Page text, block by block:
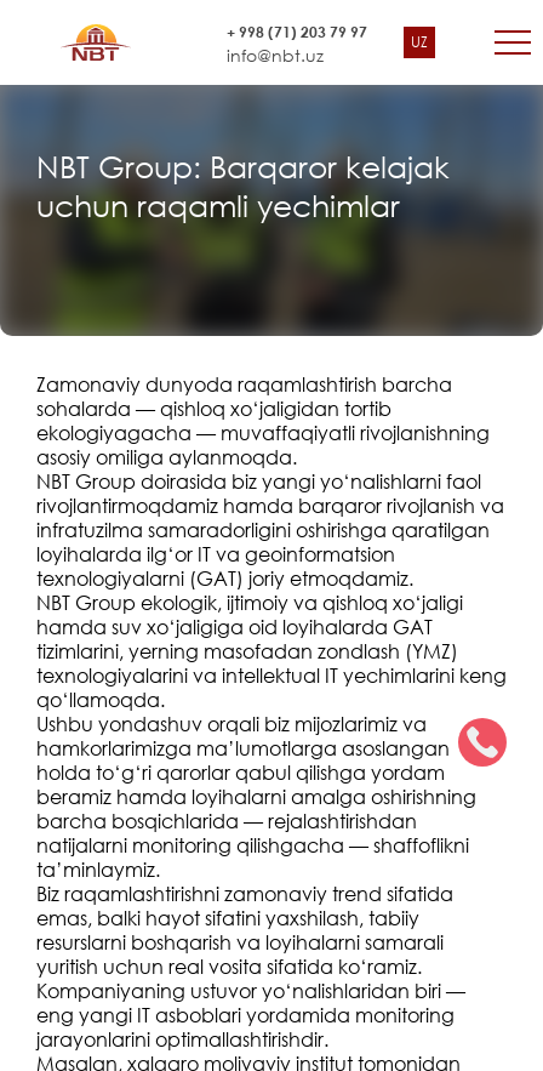
UZ
+ 998 (71) 203 79 97
info@nbt.uz
NBT Group: Barqaror kelajak
uchun raqamli yechimlar
Zamonaviy dunyoda raqamlashtirish barcha
sohalarda — qishloq xo‘jaligidan tortib
ekologiyagacha — muvaffaqiyatli rivojlanishning
asosiy omiliga aylanmoqda.
NBT Group doirasida biz yangi yo‘nalishlarni faol
rivojlantirmoqdamiz hamda barqaror rivojlanish va
infratuzilma samaradorligini oshirishga qaratilgan
loyihalarda ilg‘or IT va geoinformatsion
texnologiyalarni (GAT) joriy etmoqdamiz.
NBT Group ekologik, ijtimoiy va qishloq xo‘jaligi
hamda suv xo‘jaligiga oid loyihalarda GAT
tizimlarini, yerning masofadan zondlash (YMZ)
texnologiyalarini va intellektual IT yechimlarini keng
qo‘llamoqda.
Ushbu yondashuv orqali biz mijozlarimiz va
hamkorlarimizga ma’lumotlarga asoslangan
holda to‘g‘ri qarorlar qabul qilishga yordam
beramiz hamda loyihalarni amalga oshirishning
barcha bosqichlarida — rejalashtirishdan
natijalarni monitoring qilishgacha — shaffoflikni
ta’minlaymiz.
Biz raqamlashtirishni zamonaviy trend sifatida
emas, balki hayot sifatini yaxshilash, tabiiy
resurslarni boshqarish va loyihalarni samarali
yuritish uchun real vosita sifatida ko‘ramiz.
Kompaniyaning ustuvor yo‘nalishlaridan biri —
eng yangi IT asboblari yordamida monitoring
jarayonlarini optimallashtirishdir.
Masalan, xalqaro moliyaviy institut tomonidan